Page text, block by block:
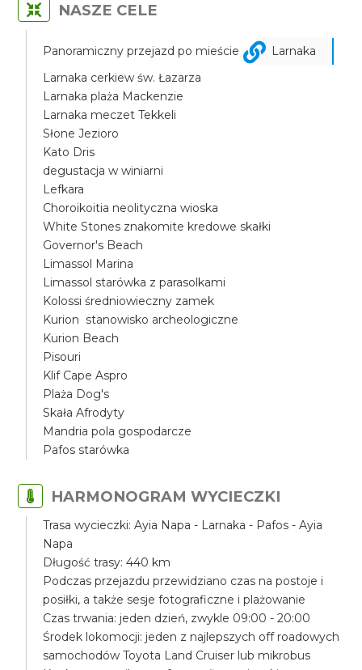
NASZE CELE
Panoramiczny przejazd po mieście
Larnaka
Larnaka cerkiew św. Łazarza
Larnaka plaża Mackenzie
Larnaka meczet Tekkeli
Słone Jezioro
Kato Dris
degustacja w winiarni
Lefkara
Choroikoitia neolityczna wioska
White Stones znakomite kredowe skałki
Governor's Beach
Limassol Marina
Limassol starówka z parasolkami
Kolossi średniowieczny zamek
Kurion stanowisko archeologiczne
Kurion Beach
Pisouri
Klif Cape Aspro
Plaża Dog's
Skała Afrodyty
Mandria pola gospodarcze
Pafos starówka
HARMONOGRAM WYCIECZKI
Trasa wycieczki: Ayia Napa - Larnaka - Pafos - Ayia
Napa
Długość trasy: 440 km
Podczas przejazdu przewidziano czas na postoje i
posiłki, a także sesje fotograficzne i plażowanie
Czas trwania: jeden dzień, zwykle 09:00 - 20:00
Środek lokomocji: jeden z najlepszych off roadowych
samochodów Toyota Land Cruiser lub mikrobus